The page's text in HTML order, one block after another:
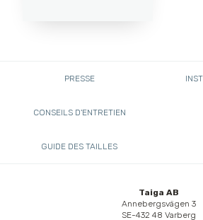
PRESSE
CONSEILS D'ENTRETIEN
GUIDE DES TAILLES
Taiga AB
Annebergsvägen 3
SE-432 48 Varberg